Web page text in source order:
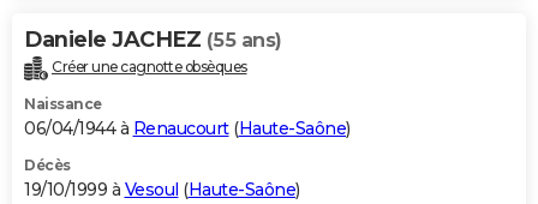
Daniele JACHEZ (55 ans)
Créer une cagnotte obsèques
Naissance
06/04/1944 à Renaucourt(Haute-Saône)
Décès
19/10/1999 à Vesoul (Haute-Saône)